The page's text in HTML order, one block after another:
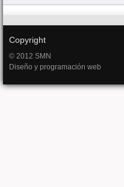
Copyright
© 2012 SMN
Diseño y programación web